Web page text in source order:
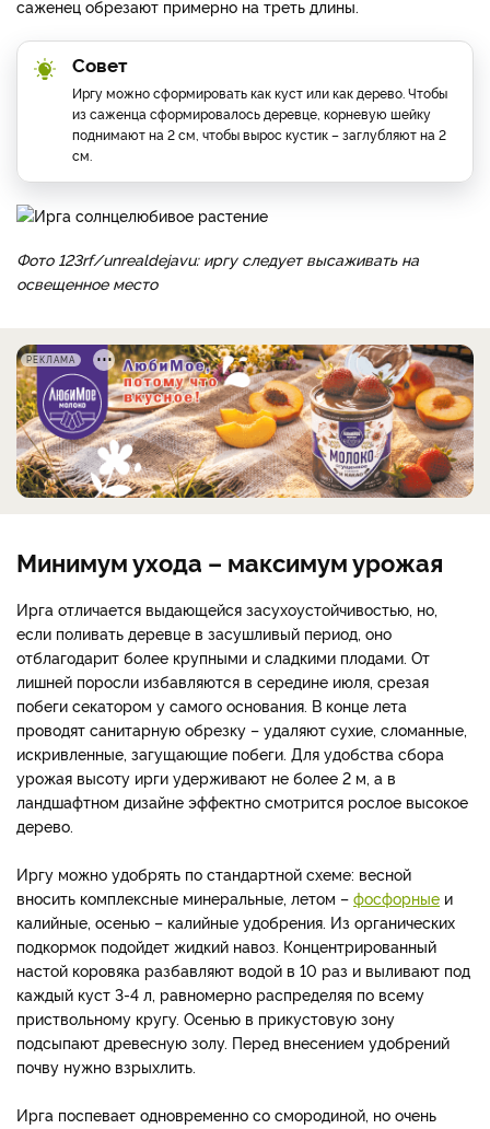
саженец обрезают примерно на треть длины.
Совет
Иргу можно сформировать как куст или как дерево. Чтобы
из саженца сформировалось деревце, корневую шейку
поднимают на 2 см, чтобы вырос кустик – заглубляют на 2
см.
Фото 123rf/unrealdejavu: иргу следует высаживать на
освещенное место
РЕКЛАМА
Минимум ухода – максимум урожая
Ирга отличается выдающейся засухоустойчивостью, но,
если поливать деревце в засушливый период, оно
отблагодарит более крупными и сладкими плодами. От
лишней поросли избавляются в середине июля, срезая
побеги секатором у самого основания. В конце лета
проводят санитарную обрезку – удаляют сухие, сломанные,
искривленные, загущающие побеги. Для удобства сбора
урожая высоту ирги удерживают не более 2 м, а в
ландшафтном дизайне эффектно смотрится рослое высокое
дерево.
Иргу можно удобрять по стандартной схеме: весной
вносить комплексные минеральные, летом – фосфорные и
калийные, осенью – калийные удобрения. Из органических
подкормок подойдет жидкий навоз. Концентрированный
настой коровяка разбавляют водой в 10 раз и выливают под
каждый куст 3-4 л, равномерно распределяя по всему
приствольному кругу. Осенью в прикустовую зону
подсыпают древесную золу. Перед внесением удобрений
почву нужно взрыхлить.
Ирга поспевает одновременно со смородиной, но очень